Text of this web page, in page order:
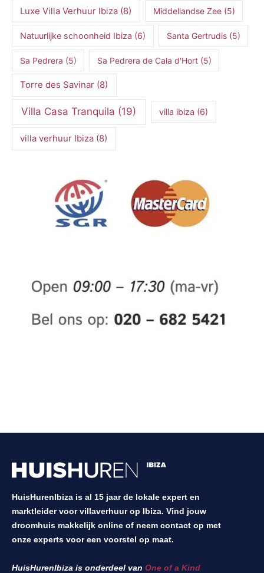
Luxe Villa Verhuur Ibiza (8) Middellandse Zee(5)
Natuurlijke schoonheid Ibiza (6) Santa Gertrudis(5)
Sa Pedrera (5) Sa Pedrera de Cala d'Hort(5)
Torre des Savinar (8)
Villa Casa Tranquila (19) villa ibiza (6)
villa verhuur Ibiza (8)
HuisHurenIbiza is al 15 jaar de lokale expert en
marktleider voor villaverhuur op Ibiza. Vind jouw
droomhuis makkelijk online of neem contact op met
onze experts voor een voorstel op maat.
HuisHurenIbiza is onderdeel van One of a Kind